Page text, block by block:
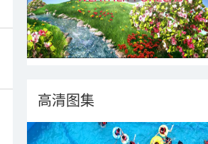
高清图集